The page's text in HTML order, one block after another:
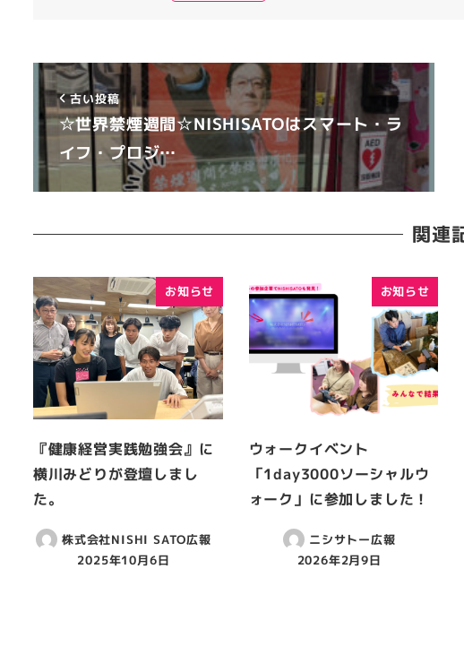
古い投稿
☆世界禁煙週間☆NISHISATOはスマート・ラ
イフ・プロジ…
関連
お知らせ
『健康経営実践勉強会』に
横川みどりが登壇しまし
た。
株式会社NISHI SATO広報
2025年10月6日
お知らせ
ウォークイベント
「1day3000ソーシャルウ
ォーク」に参加しました！
ニシサトー広報
2026年2月9日